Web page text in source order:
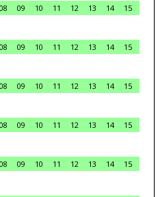
08 09 10 11 12 13 14
15
08 09 10 11 12 13 14
15
08 09 10 11 12 13 14
15
08 09 10 11 12 13 14
15
08 09 10 11 12 13 14
15